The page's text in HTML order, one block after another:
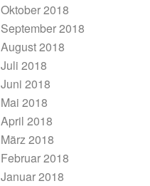
Oktober 2018
September 2018
August 2018
Juli 2018
Juni 2018
Mai 2018
April 2018
März 2018
Februar 2018
Januar 2018